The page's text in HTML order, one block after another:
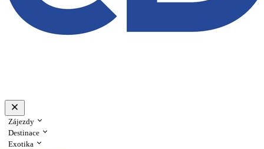
Zájezdy
Destinace
Exotika